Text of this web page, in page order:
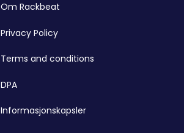
Om Rackbeat
Privacy Policy
Terms and conditions
DPA
Informasjonskapsler